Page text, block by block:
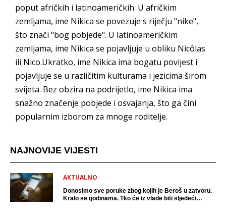
poput afričkih i latinoameričkih. U afričkim
zemljama, ime Nikica se povezuje s riječju "nike",
što znači "bog pobjede". U latinoameričkim
zemljama, ime Nikica se pojavljuje u obliku Nicôlas
ili Nico.Ukratko, ime Nikica ima bogatu povijest i
pojavljuje se u različitim kulturama i jezicima širom
svijeta. Bez obzira na podrijetlo, ime Nikica ima
snažno značenje pobjede i osvajanja, što ga čini
popularnim izborom za mnoge roditelje.
NAJNOVIJE VIJESTI
AKTUALNO
Donosimo sve poruke zbog kojih je Beroš u zatvoru.
Kralo se godinama. Tko će iz vlade biti sljedeći